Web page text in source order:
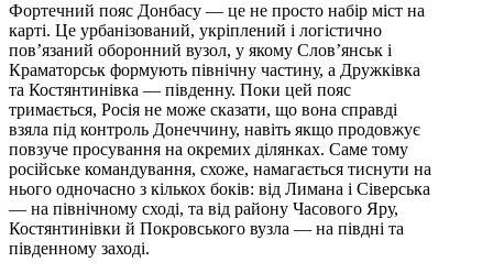
Фортечний пояс Донбасу — це не просто набір міст на
карті. Це урбанізований, укріплений і логістично
пов’язаний оборонний вузол, у якому Слов’янськ і
Краматорськ формують північну частину, а Дружківка
та Костянтинівка — південну. Поки цей пояс
тримається, Росія не може сказати, що вона справді
взяла під контроль Донеччину, навіть якщо продовжує
повзуче просування на окремих ділянках. Саме тому
російське командування, схоже, намагається тиснути на
нього одночасно з кількох боків: від Лимана і Сіверська
— на північному сході, та від району Часового Яру,
Костянтинівки й Покровського вузла — на півдні та
південному заході.